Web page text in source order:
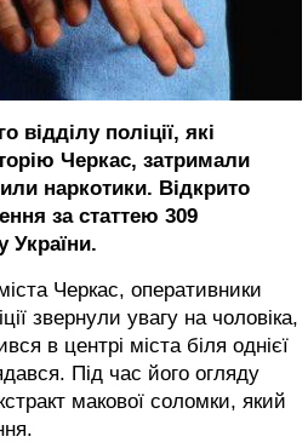
відділу поліції, які
Черкас, затримали
наркотики. Відкрито
за статтею 309
України.
Черкас, оперативники
звернули увагу на чоловіка,
в центрі міста біля однієї
Під час його огляду
макової соломки, який